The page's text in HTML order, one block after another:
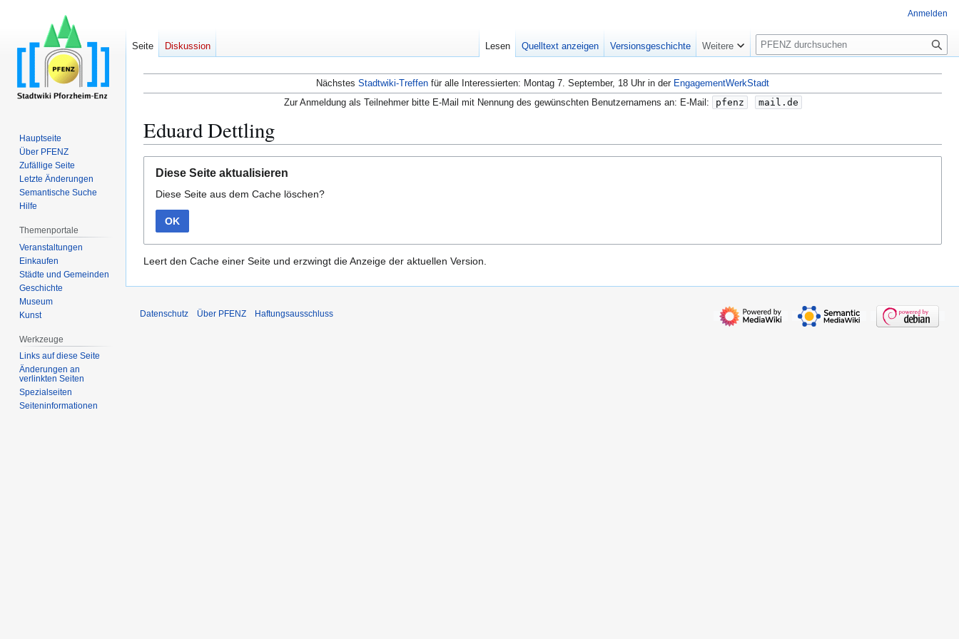
Nächstes Stadtwiki-Treffen für alle Interessierten: Montag 7. September, 18 Uhr in der EngagementWerkStadt
Zur Anmeldung als Teilnehmer bitte E-Mail mit Nennung des gewünschten Benutzernamens an: E-Mail:
pfenz mail.de
Eduard Dettling
Navigation
springen
Suche
springen
Diese Seite aktualisieren
Diese Seite aus dem Cache löschen?
OK
Leert den Cache einer Seite und erzwingt die Anzeige der aktuellen Version.
Anmelden
Seite Diskussion Lesen Quelltext anzeigen Versionsgeschichte Weitere
S
u
c
h
e
Hauptseite
Über PFENZ
Zufällige Seite
Letzte Änderungen
Semantische Suche
Hilfe
Themenportale
Veranstaltungen
Einkaufen
Städte und Gemeinden
Geschichte
Museum
Kunst
Werkzeuge
Links auf diese Seite
Änderungen an
verlinkten Seiten
Spezialseiten
Seiten­­informationen
Datenschutz Über PFENZ Haftungsausschluss